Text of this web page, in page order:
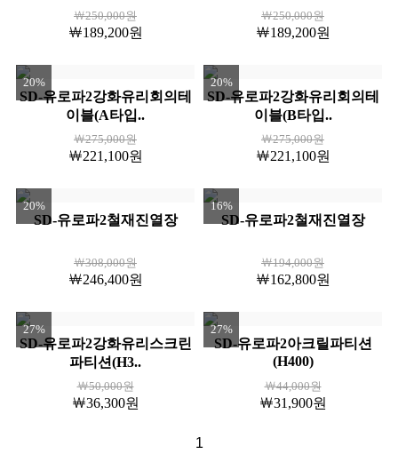
￦250,000원
￦189,200원
￦250,000원
￦189,200원
20%
SD-유로파2강화유리회의테
이블(A타입..
￦275,000원
￦221,100원
20%
SD-유로파2강화유리회의테
이블(B타입..
￦275,000원
￦221,100원
20%
SD-유로파2철재진열장
￦308,000원
￦246,400원
16%
SD-유로파2철재진열장
￦194,000원
￦162,800원
27%
SD-유로파2강화유리스크린
파티션(H3..
￦50,000원
￦36,300원
27%
SD-유로파2아크릴파티션
(H400)
￦44,000원
￦31,900원
1